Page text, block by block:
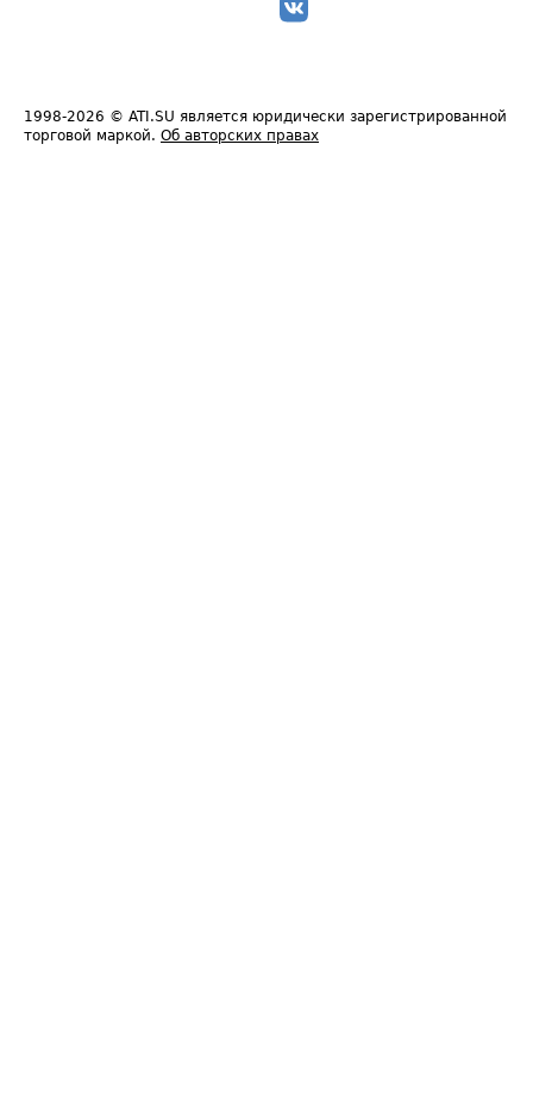
1998-2026 © ATI.SU является юридически зарегистрированной
торговой маркой. Об авторских правах